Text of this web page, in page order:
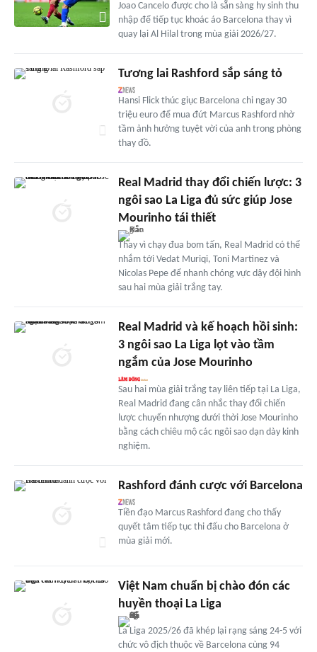
Joao Cancelo được cho là sẵn sàng hy sinh thu
nhập để tiếp tục khoác áo Barcelona thay vì
quay lại Al Hilal trong mùa giải 2026/27.
Tương lai Rashford sắp sáng tỏ
Hansi Flick thúc giục Barcelona chi ngay 30
triệu euro để mua đứt Marcus Rashford nhờ
tầm ảnh hưởng tuyệt vời của anh trong phòng
thay đồ.
Real Madrid thay đổi chiến lược: 3
ngôi sao La Liga đủ sức giúp Jose
Mourinho tái thiết
Thay vì chạy đua bom tấn, Real Madrid có thể
nhắm tới Vedat Muriqi, Toni Martinez và
Nicolas Pepe để nhanh chóng vực dậy đội hình
sau hai mùa giải trắng tay.
Real Madrid và kế hoạch hồi sinh:
3 ngôi sao La Liga lọt vào tầm
ngắm của Jose Mourinho
Sau hai mùa giải trắng tay liên tiếp tại La Liga,
Real Madrid đang cân nhắc thay đổi chiến
lược chuyển nhượng dưới thời Jose Mourinho
bằng cách chiêu mộ các ngôi sao dạn dày kinh
nghiệm.
Rashford đánh cược với Barcelona
Tiền đạo Marcus Rashford đang cho thấy
quyết tâm tiếp tục thi đấu cho Barcelona ở
mùa giải mới.
Việt Nam chuẩn bị chào đón các
huyền thoại La Liga
La Liga 2025/26 đã khép lại rạng sáng 24-5 với
chức vô địch thuộc về Barcelona cùng 94